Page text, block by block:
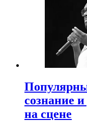
сознание
на сцене